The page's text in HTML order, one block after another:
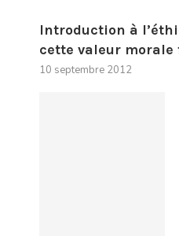
Introduction à
cette valeur morale
10 septembre 2012